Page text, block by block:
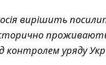
вирішить
контролем уряду